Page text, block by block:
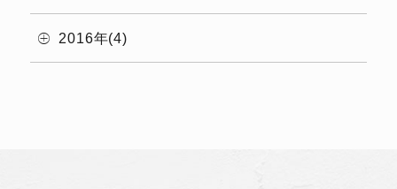
2016年(4)